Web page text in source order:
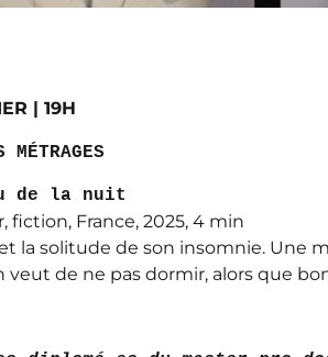
| 19H
MÉTRAGES
de la nuit
fiction, France, 2025, 4 min
la solitude de son insomnie. Une
veut de ne pas dormir, alors que